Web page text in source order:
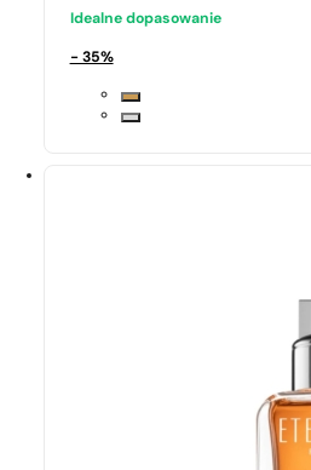
Idealne dopasowanie
- 35%